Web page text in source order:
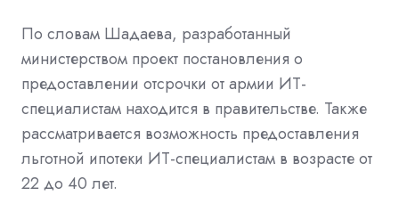
По словам Шадаева, разработанный
министерством проект постановления о
предоставлении отсрочки от армии ИТ-
специалистам находится в правительстве. Также
рассматривается возможность предоставления
льготной ипотеки ИТ-специалистам в возрасте от
22 до 40 лет.